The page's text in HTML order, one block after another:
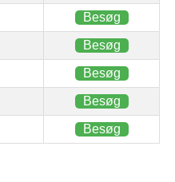
Besøg
Besøg
Besøg
Besøg
Besøg